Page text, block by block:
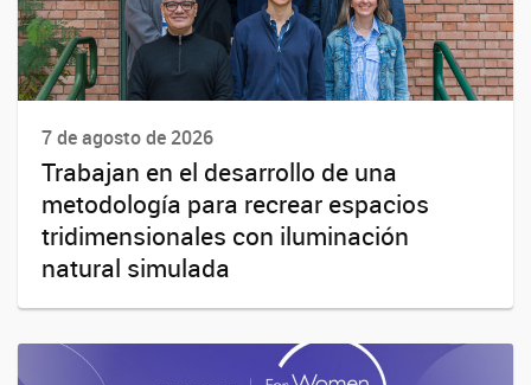
7 de agosto de 2026
Trabajan en el desarrollo de una
metodología para recrear espacios
tridimensionales con iluminación
natural simulada